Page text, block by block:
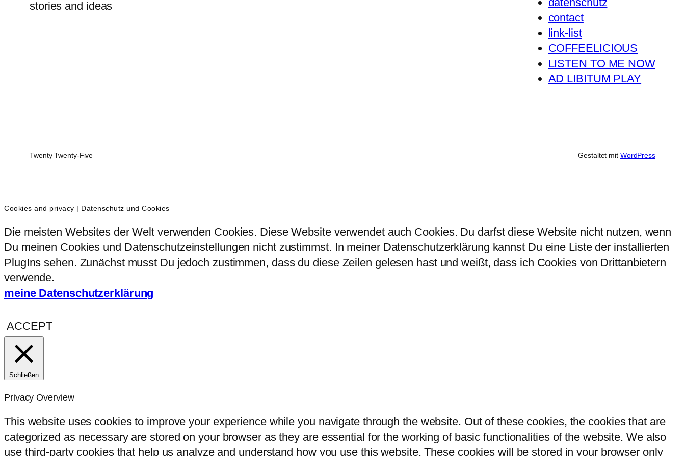
stories and ideas
contact
link-list
COFFEELICIOUS
LISTEN TO ME NOW
AD LIBITUM PLAY
Twenty Twenty-Five Gestaltet mit WordPress
Cookies and privacy | Datenschutz und Cookies
Die meisten Websites der Welt verwenden Cookies. Diese Website verwendet auch Cookies. Du darfst diese Website nicht nutzen, wenn
Du meinen Cookies und Datenschutzeinstellungen nicht zustimmst. In meiner Datenschutzerklärung kannst Du eine Liste der installierten
PlugIns sehen. Zunächst musst Du jedoch zustimmen, dass du diese Zeilen gelesen hast und weißt, dass ich Cookies von Drittanbietern
verwende.
meine Datenschutzerklärung
ACCEPT
Schließen
Privacy Overview
This website uses cookies to improve your experience while you navigate through the website. Out of these cookies, the cookies that are
categorized as necessary are stored on your browser as they are essential for the working of basic functionalities of the website. We also
use third-party cookies that help us analyze and understand how you use this website. These cookies will be stored in your browser only